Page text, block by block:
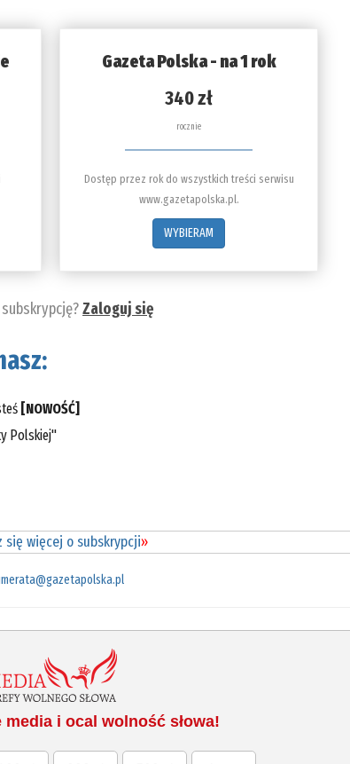
Gazeta Polska - na 1 rok
340 zł
rocznie
Dostęp przez rok do wszystkich treści serwisu
www.gazetapolska.pl.
WYBIERAM
subskrypcję?Zaloguj się
[NOWOŚĆ]
Polskiej"
się więcej o subskrypcji»
i ocal wolność słowa!